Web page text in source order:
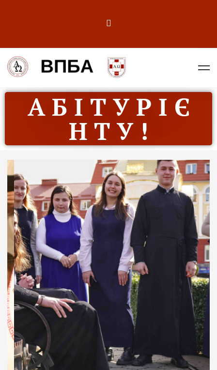
А Б І Т У Р І Є
Н Т У !
ДУХОВНО СИЛЬНІ!
ВПБА — спільнота, де
формується
покликання
Читати більше